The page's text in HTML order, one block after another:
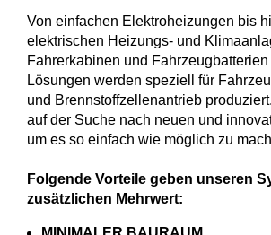
Von einfachen Elektroheizungen bis
elektrischen Heizungs- und
Fahrerkabinen und
Lösungen werden speziell für
und Brennstoffzellenantrieb
auf der Suche nach neuen und
um es so einfach wie möglich zu
Folgende Vorteile geben unseren
zusätzlichen Mehrwert: